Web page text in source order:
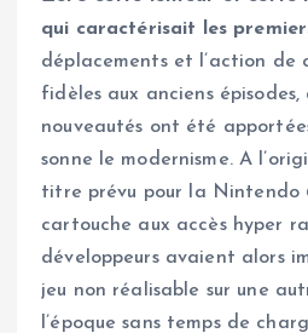
qui caractérisait les
déplacements et l’action de
fidèles aux anciens épisodes,
nouveautés ont été
sonne le modernisme. A
titre prévu pour la Nintendo
cartouche aux accès hyper
développeurs avaient alors
jeu non réalisable sur une
l’époque sans temps de